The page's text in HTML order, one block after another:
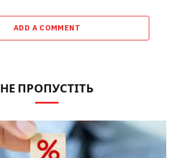
ADD A COMMENT
НЕ ПРОПУСТІТЬ